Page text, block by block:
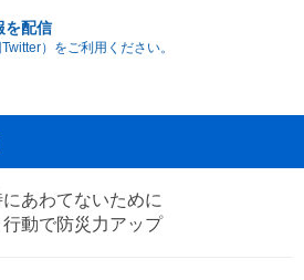
を配信
）をご利用ください。
あわてないために
動で防災力アップ